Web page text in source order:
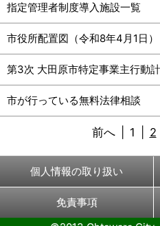
指定管理者制度導入施設一覧
市役所配置図（令和8年4月1日）
第3次 大田原市特定事業主行動
市が行っている無料法律相談
前へ 1 2
個人情報の取り扱い
免責事項